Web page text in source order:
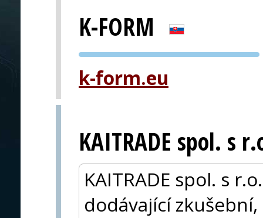
K-FORM
PVA EXPO
k-form.eu
KAITRADE spol. s
KAITRADE spol. s
dodávající